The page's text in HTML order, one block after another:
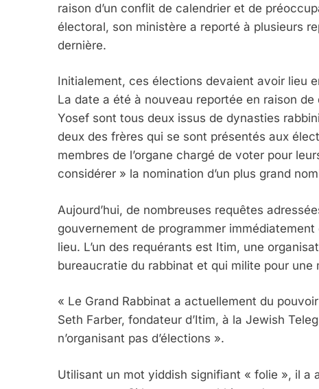
raison d’un conflit de calendrier et de
électoral, son ministère a reporté à plusieurs
dernière.
Initialement, ces élections devaient avoir lieu
La date a été à nouveau reportée en raison
Yosef sont tous deux issus de dynasties
deux des frères qui se sont présentés aux
membres de l’organe chargé de voter pour
considérer » la nomination d’un plus grand
Aujourd’hui, de nombreuses requêtes
gouvernement de programmer
lieu. L’un des requérants est Itim, une
bureaucratie du rabbinat et qui milite pour
« Le Grand Rabbinat a actuellement du
Seth Farber, fondateur d’Itim, à la Jewish
n’organisant pas d’élections ».
Utilisant un mot yiddish signifiant « folie », il a
5
2025, L’année La Plus
6